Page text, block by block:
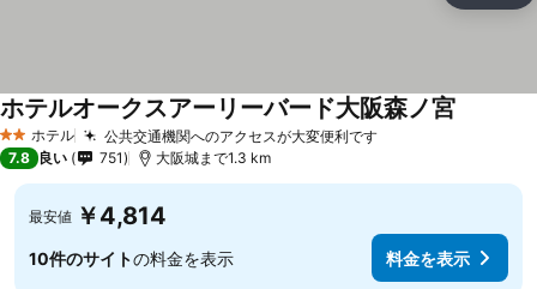
2 ホテルのランク
ホテル 公共交通機関へのアクセスが大変便利です
ホテルオークスアーリーバード大阪森ノ宮
7.8 良い 751 大阪城まで1.3 km
最安値 ￥4,814
10件のサイトの料金を表示 料金を表示